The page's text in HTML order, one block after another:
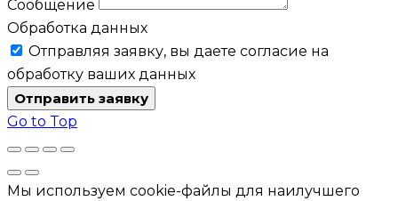
Сообщение
Обработка данных
Отправляя заявку, вы даете согласие на
обработку ваших данных
Отправить заявку
Go to Top
Мы используем cookie-файлы для наилучшего